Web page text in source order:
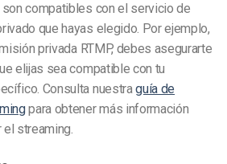
compatibles con el servicio de
que hayas elegido. Por ejemplo,
privada RTMP, debes asegurarte
elijas sea compatible con tu
Consulta nuestraguía de
para obtener más información
streaming.